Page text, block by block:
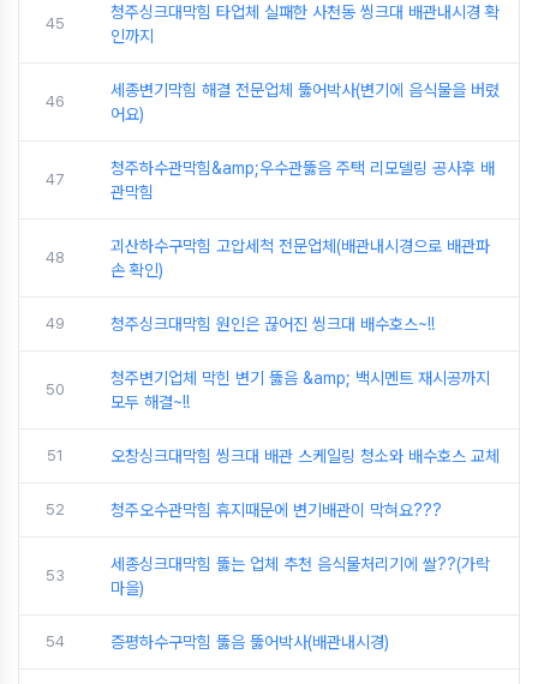
45
청주싱크대막힘 타업체 실패한 사천동 씽크대 배관내시경 확
인까지
46
세종변기막힘 해결 전문업체 뚫어박사(변기에 음식물을 버렸
어요)
47
청주하수관막힘&amp;우수관뚫음 주택 리모델링 공사후 배
관막힘
48
괴산하수구막힘 고압세척 전문업체(배관내시경으로 배관파
손 확인)
49 청주싱크대막힘 원인은 끊어진 씽크대 배수호스~!!
50
청주변기업체 막힌 변기 뚫음 &amp; 백시멘트 재시공까지
모두 해결~!!
51 오창싱크대막힘 씽크대 배관 스케일링 청소와 배수호스 교체
52 청주오수관막힘 휴지때문에 변기배관이 막혀요???
53
세종싱크대막힘 뚫는 업체 추천 음식물처리기에 쌀??(가락
마을)
54 증평하수구막힘 뚫음 뚫어박사(배관내시경)